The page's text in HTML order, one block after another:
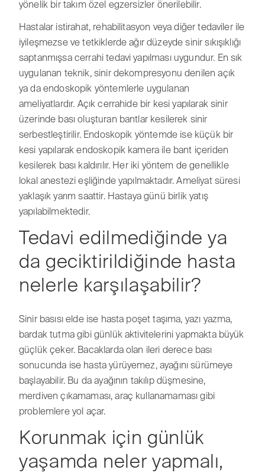
yönelik bir takım özel egzersizler önerilebilir.
Hastalar istirahat, rehabilitasyon veya diğer tedaviler ile
iyileşmezse ve tetkiklerde ağır düzeyde sinir sıkışıklığı
saptanmışsa cerrahi tedavi yapılması uygundur. En sık
uygulanan teknik, sinir dekompresyonu denilen açık
ya da endoskopik yöntemlerle uygulanan
ameliyatlardır. Açık cerrahide bir kesi yapılarak sinir
üzerinde bası oluşturan bantlar kesilerek sinir
serbestleştirilir. Endoskopik yöntemde ise küçük bir
kesi yapılarak endoskopik kamera ile bant içeriden
kesilerek bası kaldırılır. Her iki yöntem de genellikle
lokal anestezi eşliğinde yapılmaktadır. Ameliyat süresi
yaklaşık yarım saattir. Hastaya günü birlik yatış
yapılabilmektedir.
Tedavi edilmediğinde ya
da geciktirildiğinde hasta
nelerle karşılaşabilir?
Sinir basısı elde ise hasta poşet taşıma, yazı yazma,
bardak tutma gibi günlük aktivitelerini yapmakta büyük
güçlük çeker. Bacaklarda olan ileri derece bası
sonucunda ise hasta yürüyemez, ayağını sürümeye
başlayabilir. Bu da ayağının takılıp düşmesine,
merdiven çıkamaması, araç kullanamaması gibi
problemlere yol açar.
Korunmak için günlük
yaşamda neler yapmalı,